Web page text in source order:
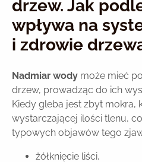
drzew. Jak
wpływa na
i zdrowie
Nadmiar wody może mieć
drzew, prowadząc do ich
Kiedy gleba jest zbyt mokra,
wystarczającej ilości tlenu,
typowych objawów tego
żółknięcie liści,